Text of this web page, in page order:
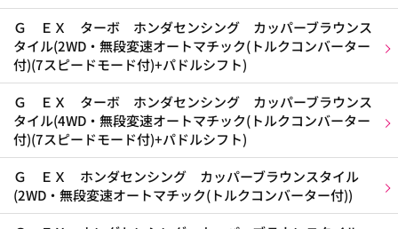
Ｇ ＥＸ ターボ ホンダセンシング カッパーブラウンス
タイル(2WD・無段変速オートマチック(トルクコンバーター
付)(7スピードモード付)+パドルシフト)
Ｇ ＥＸ ターボ ホンダセンシング カッパーブラウンス
タイル(4WD・無段変速オートマチック(トルクコンバーター
付)(7スピードモード付)+パドルシフト)
Ｇ ＥＸ ホンダセンシング カッパーブラウンスタイル
(2WD・無段変速オートマチック(トルクコンバーター付))